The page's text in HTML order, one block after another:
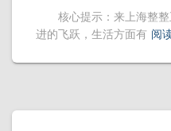
核心提示：来上海整整
进的飞跃，生活方面有 阅